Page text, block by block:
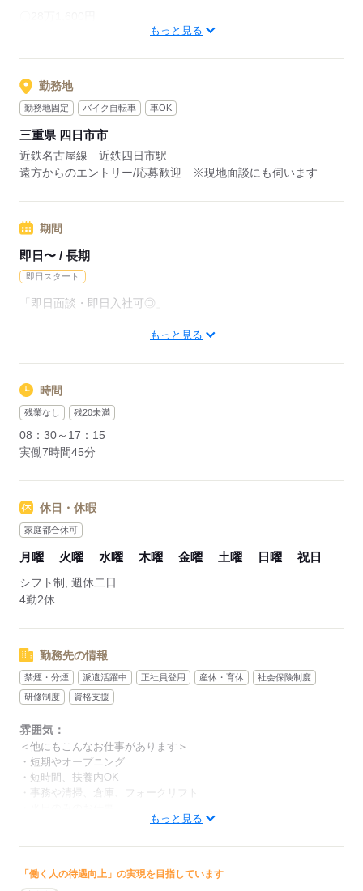
※会社規定により支給
もっと見る
勤務地
勤務地固定 バイク自転車 車OK
三重県 四日市市
近鉄名古屋線 近鉄四日市駅
遠方からのエントリー/応募歓迎 ※現地面談にも伺います
期間
即日〜 / 長期
即日スタート
「即日面談・即日入社可◎」
遠方からのエントリーの方も活躍中
もっと見る
時間
残業なし 残20未満
08：30～17：15
実働7時間45分
休日・休暇
家庭都合休可
月曜 火曜 水曜 木曜 金曜 土曜 日曜 祝日
シフト制, 週休二日
4勤2休
勤務先の情報
禁煙・分煙 派遣活躍中 正社員登用 産休・育休
社会保険制度
研修制度
資格支援
雰囲気：
＜他にもこんなお仕事があります＞
・短期やオープニング
・短時間、扶養内OK
・事務や清掃、倉庫、フォークリフト
もっと見る
「働く人の待遇向上」の実現を目指しています